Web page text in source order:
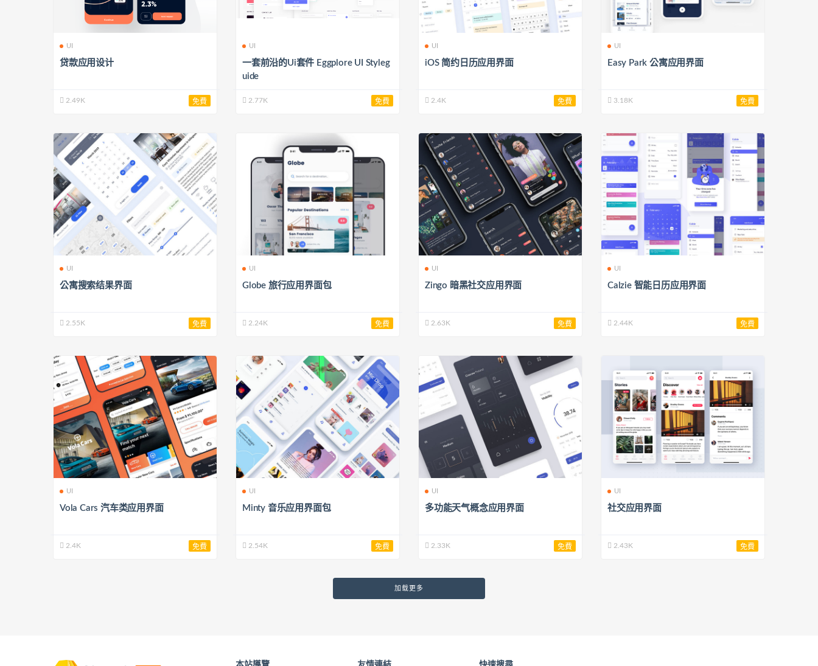
UI
贷款应用设计
2.49K 免費
UI
一套前沿的Ui套件 Eggplore UI Styleg
uide
2.77K 免費
UI
iOS 简约日历应用界面
2.4K 免費
UI
Easy Park 公寓应用界面
3.18K 免費
UI
公寓搜索结果界面
2.55K 免費
UI
Globe 旅行应用界面包
2.24K 免費
UI
Zingo 暗黑社交应用界面
2.63K 免費
UI
Calzie 智能日历应用界面
2.44K 免費
UI
Vola Cars 汽车类应用界面
2.4K 免費
UI
Minty 音乐应用界面包
2.54K 免費
UI
多功能天气概念应用界面
2.33K 免費
UI
社交应用界面
2.43K 免費
加载更多